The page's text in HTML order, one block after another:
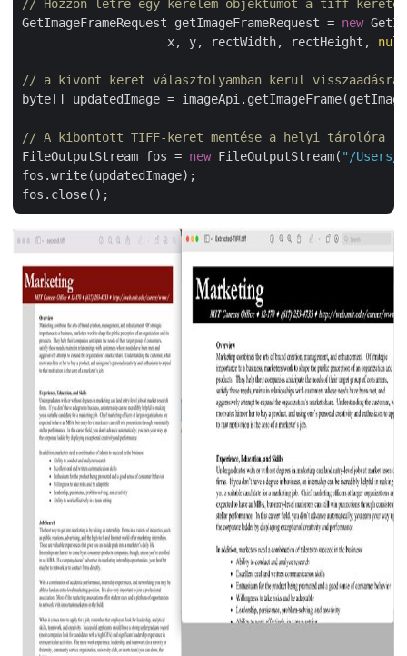
// Hozzon létre egy kérelem objektumot a tiff-
GetImageFrameRequest getImageFrameRequest = new
                    x, y, rectWidth, rectHeight,
null
// a kivont keret válaszfolyamban kerül visszaadásra
byte[] updatedImage =
// A kibontott TIFF-keret mentése a helyi tárolóra
FileOutputStream fos = new FileOutputStream( "/Users/
fos.write(updatedImage);